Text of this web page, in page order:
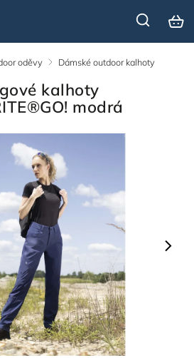
oděvy / Dámské outdoor kalhoty
kalhoty
modrá